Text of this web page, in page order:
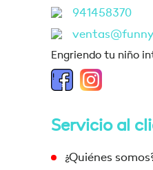
941458370
Engriendo tu niño
Servicio al
¿Quiénes